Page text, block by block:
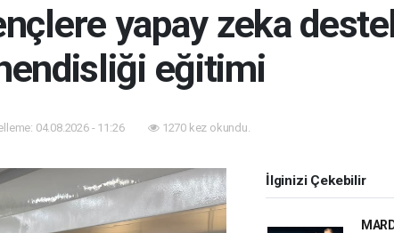
yapay zeka
eğitimi
04.08.2026 - 11:26 1270 kez okundu.
İlginizi Çekebilir